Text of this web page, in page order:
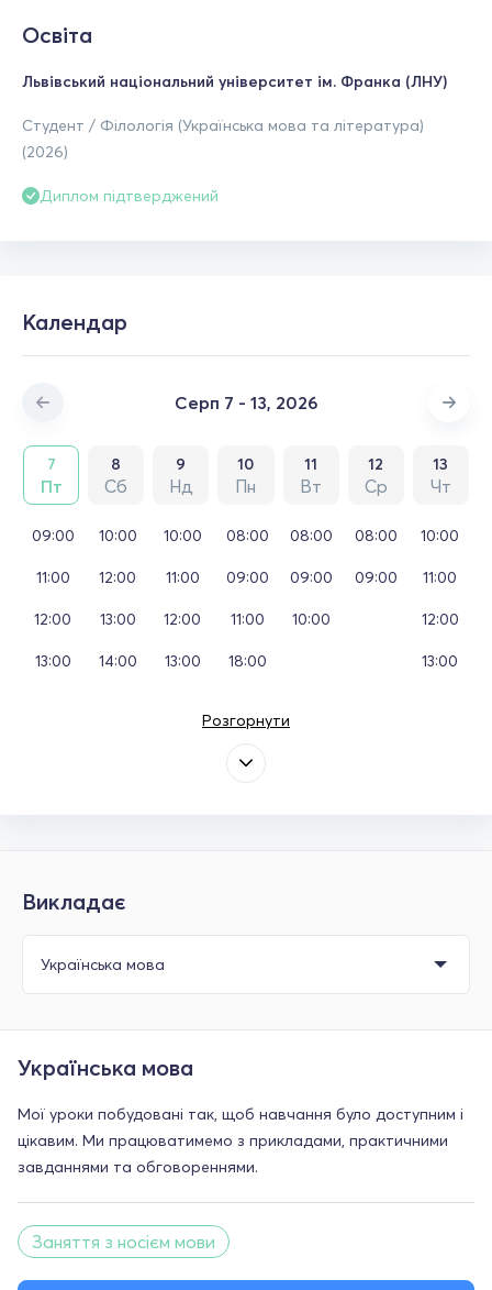
Освіта
Львівський національний університет ім. Франка (ЛНУ)
Студент / Філологія (Українська мова та література)
(2026)
Диплом підтверджений
Календар
Серп 7 - 13, 2026
7
Пт
8
Сб
9
Нд
10
Пн
11
Вт
12
Ср
13
Чт
09:00
11:00
12:00
13:00
10:00
12:00
13:00
14:00
10:00
11:00
12:00
13:00
08:00
09:00
11:00
18:00
08:00
09:00
10:00
08:00
09:00
10:00
11:00
12:00
13:00
Розгорнути
Викладає
Українська мова
Мої уроки побудовані так, щоб навчання було доступним і
цікавим. Ми працюватимемо з прикладами, практичними
завданнями та обговореннями.
Заняття з носієм мови